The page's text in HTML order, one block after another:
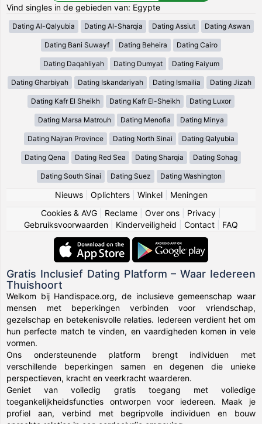
Vind singles in de gebieden van: Egypte
Dating Al-Qalyubia Dating Al-Sharqia Dating Assiut Dating Aswan
Dating Bani Suwayf Dating Beheira Dating Cairo
Dating Daqahliyah Dating Dumyat Dating Faiyum
Dating Gharbiyah Dating Iskandariyah Dating Ismailia Dating Jizah
Dating Kafr El Sheikh Dating Kafr El-Sheikh Dating Luxor
Dating Marsa Matrouh Dating Menofia Dating Minya
Dating Najran Province Dating North Sinai Dating Qalyubia
Dating Qena Dating Red Sea Dating Sharqia Dating Sohag
Dating South Sinai Dating Suez Dating Washington
Nieuws| Oplichters| Winkel| Meningen
Cookies & AVG
Reclame Over ons Privacy
Gebruiksvoorwaarden
Kinderveiligheid Contact FAQ
Gratis Inclusief Dating Platform – Waar Iedereen
Thuishoort
Welkom bij Handispace.org, de inclusieve gemeenschap waar
mensen met beperkingen verbinden voor vriendschap,
gezelschap en betekenisvolle relaties. Iedereen verdient het om
hun perfecte match te vinden, en vaardigheden komen in vele
vormen.
Ons ondersteunende platform brengt individuen met
verschillende beperkingen samen en degenen die unieke
perspectieven, kracht en veerkracht waarderen.
Geniet van volledig gratis toegang met volledige
toegankelijkheidsfuncties ontworpen voor iedereen. Maak je
profiel aan, verbind met begripvolle individuen en bouw